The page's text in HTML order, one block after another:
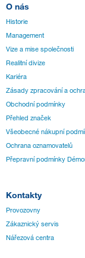
O nás
Historie
Management
Vize a mise společnosti
Realitní divize
Kariéra
Zásady zpracování a
Obchodní podmínky
Přehled značek
Všeobecné nákupní
Ochrana oznamovatelů
Přepravní podmínky
Kontakty
Provozovny
Zákaznický servis
Nářezová centra